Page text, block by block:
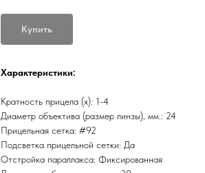
Купить
Характеристики:
Кратность прицела (х): 1-4
Диаметр объектива (размер линзы), мм.: 24
Прицельная сетка: #92
Подсветка прицельной сетки: Да
Отстройка параллакса: Фиксированная